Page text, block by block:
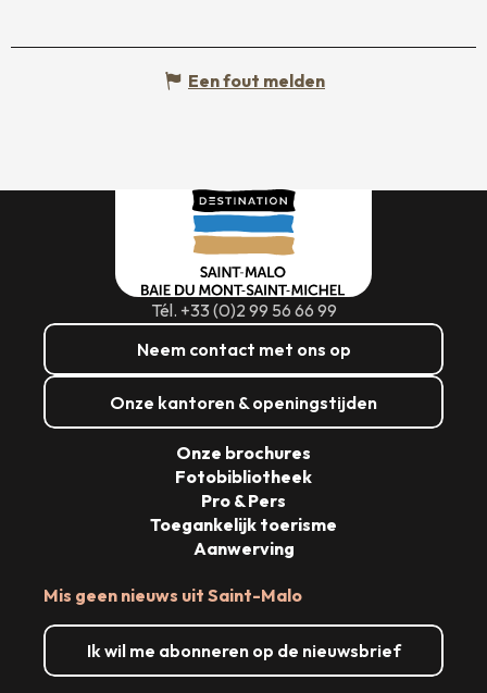
Een fout melden
Tél. +33 (0)2 99 56 66 99
Neem contact met ons op
Onze kantoren & openingstijden
Mis geen nieuws uit Saint-Malo
Ik wil me abonneren op de nieuwsbrief
Onze brochures
Fotobibliotheek
Pro & Pers
Toegankelijk toerisme
Aanwerving